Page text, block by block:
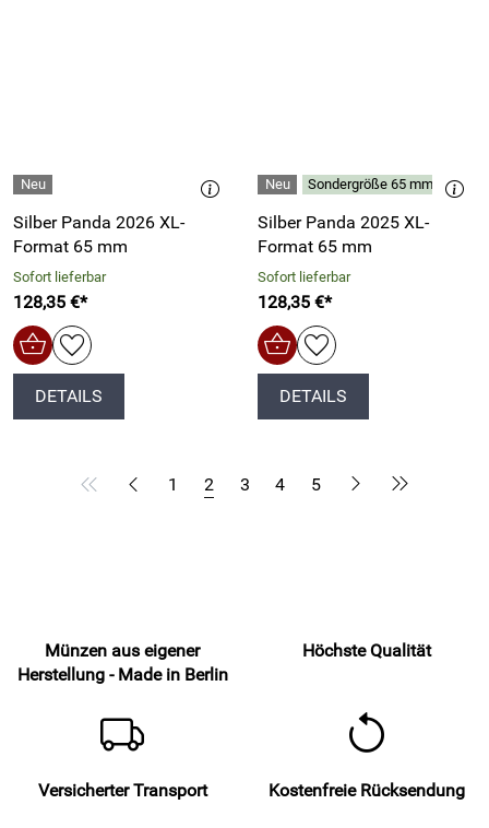
Silber Panda 2026 XL-
Format 65 mm
Sofort lieferbar
128,35 €*
DETAILS
Sondergröße 65 mm
Silber Panda 2025 XL-
Format 65 mm
Sofort lieferbar
128,35 €*
DETAILS
1 2 3 4 5
Münzen aus eigener
Herstellung - Made in Berlin
Höchste Qualität
Versicherter Transport Kostenfreie Rücksendung